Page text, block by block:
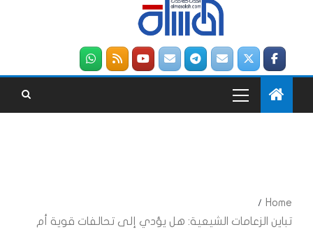
Home
تباين الزعامات الشيعية: هل يؤدي إلى تحالفات قوية أم